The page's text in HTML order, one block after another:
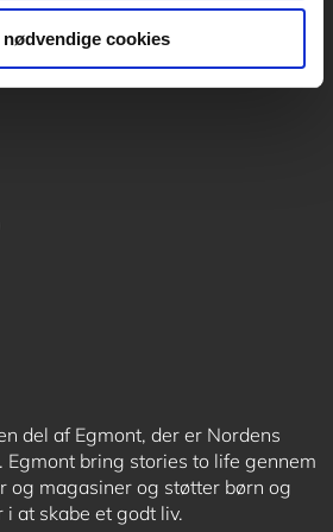
nødvendige cookies
del af Egmont, der er Nordens
Egmont bring stories to life gennem
og magasiner og støtter børn og
at skabe et godt liv.